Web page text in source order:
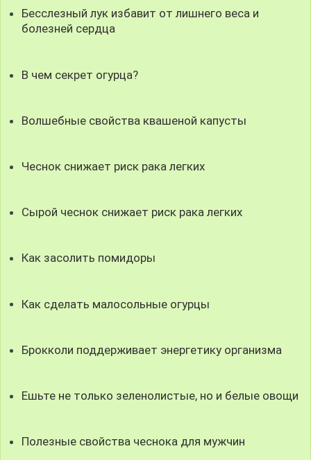
Бесслезный лук избавит от лишнего веса и
болезней сердца
В чем секрет огурца?
Волшебные свойства квашеной капусты
Чеснок снижает риск рака легких
Сырой чеснок снижает риск рака легких
Как засолить помидоры
Как сделать малосольные огурцы
Брокколи поддерживает энергетику организма
Ешьте не только зеленолистые, но и белые овощи
Полезные свойства чеснока для мужчин